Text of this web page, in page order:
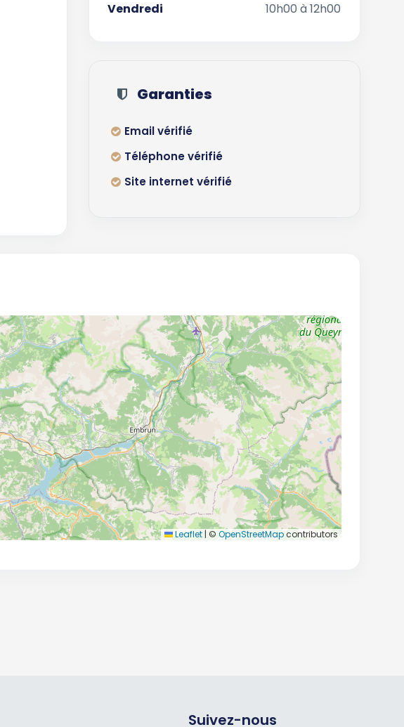
Vendredi
10h00 à 12h00
Garanties
Email vérifié
Téléphone vérifié
Site internet vérifié
Leaflet | © OpenStreetMapcontributors
Suivez-nous